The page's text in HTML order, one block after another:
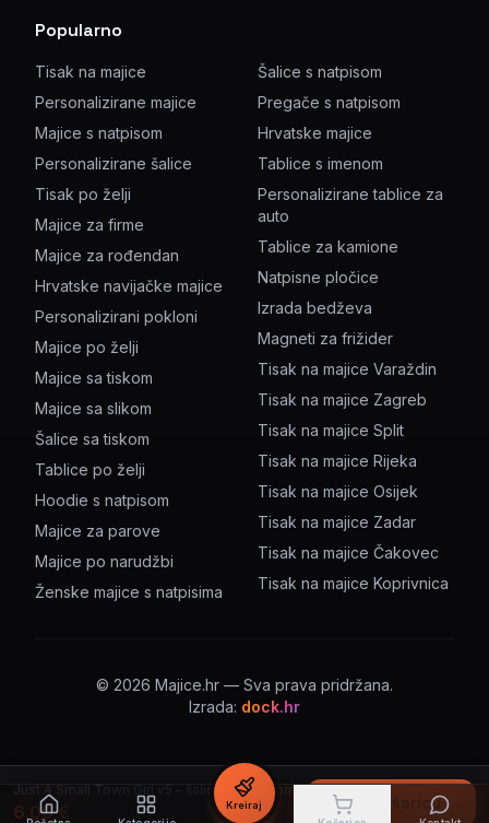
Just A Small Town Girl v5 – šalica s natpisom
6.00€ U košaricu
Popularno
Tisak na majice
Personalizirane majice
Majice s natpisom
Personalizirane šalice
Tisak po želji
Majice za firme
Majice za rođendan
Hrvatske navijačke majice
Personalizirani pokloni
Majice po želji
Majice sa tiskom
Majice sa slikom
Šalice sa tiskom
Tablice po želji
Hoodie s natpisom
Majice za parove
Majice po narudžbi
Ženske majice s natpisima
Šalice s natpisom
Pregače s natpisom
Hrvatske majice
Tablice s imenom
Personalizirane tablice za
auto
Tablice za kamione
Natpisne pločice
Izrada bedževa
Magneti za frižider
Tisak na majice Varaždin
Tisak na majice Zagreb
Tisak na majice Split
Tisak na majice Rijeka
Tisak na majice Osijek
Tisak na majice Zadar
Tisak na majice Čakovec
Tisak na majice Koprivnica
© 2026 Majice.hr — Sva prava pridržana.
Izrada: dock.hr
Kreiraj